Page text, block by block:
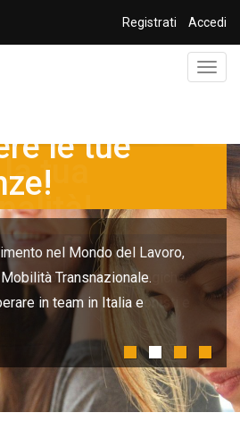
Registrati
Accedi
le tue
nel Mondo del Lavoro,
Transnazionale.
in team in Italia e